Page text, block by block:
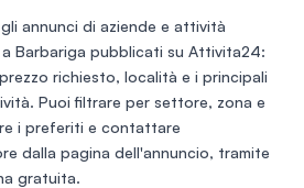
annunci di aziende e attività
Barbariga pubblicati su Attivita24:
richiesto, località e i principali
Puoi filtrare per settore, zona e
i preferiti e contattare
dalla pagina dell'annuncio, tramite
gratuita.